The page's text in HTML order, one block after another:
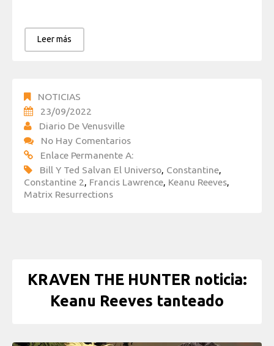
Leer más
NOTICIAS
23/09/2022
Diario De Venusville
No Hay Comentarios
Enlace Permanente A:
Bill Y Ted Salvan El Universo, Constantine,
Constantine 2, Francis Lawrence, Keanu Reeves,
Matrix Resurrections
KRAVEN THE HUNTER noticia:
Keanu Reeves tanteado